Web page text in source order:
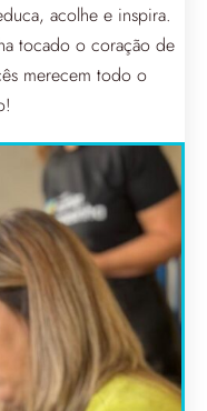
acolhe e inspira.
tocado o coração de
merecem todo o